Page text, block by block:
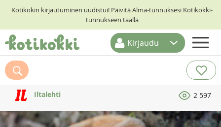
Kotikokin kirjautuminen uudistui! Päivitä Alma-tunnuksesi Kotikokki-
tunnukseen täällä
ETUSIVU
RESEPTIHAKU
RUOKATEEMAT
KESKUSTELUT
Kirjaudu
Iltalehti 2 597